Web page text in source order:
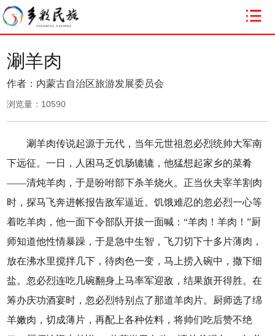
涮羊肉
作者：内蒙古自治区旅游发展委员会
浏览量： 10590
涮羊肉传说起源于元代，当年元世祖忽必烈统帅大军南
下远征。一日，人困马乏饥肠辘辘，他猛想起家乡的菜肴
——清炖羊肉，于是吩咐部下杀羊烧火。正当伙夫宰羊割肉
时，探马飞奔进帐报告敌军逼近。饥饿难忍的忽必烈一心等
着吃羊肉，他一面下令部队开拔一面喊：“羊肉！羊肉！”厨
师知道他性情暴躁，于是急中生智，飞刀切下十多片薄肉，
放在沸水里搅拌几下，待肉色一变，马上捞入碗中，撒下细
盐。忽必烈连吃几碗翻身上马率军迎敌，结果旗开得胜。在
筹办庆功酒宴时，忽必烈特别点了那道羊肉片。厨师选了绵
羊嫩肉，切成薄片，再配上各种佐料，将帅们吃后赞不绝